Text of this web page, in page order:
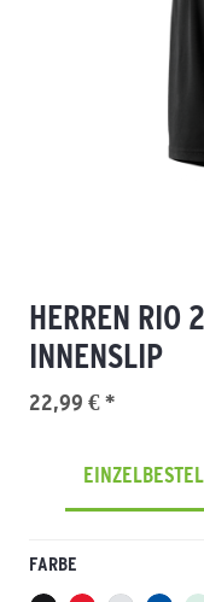
HERREN RIO
INNENSLIP
22,99 € *
FARBE